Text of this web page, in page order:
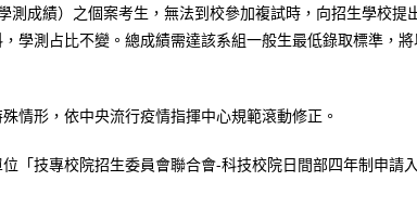
測成績）之個案考生，無法到校參加複試時，向招生學校
學測占比不變。總成績需達該系組一般生最低錄取標準，
情形，依中央流行疫情指揮中心規範滾動修正。
「技專校院招生委員會聯合會-科技校院日間部四年制申請